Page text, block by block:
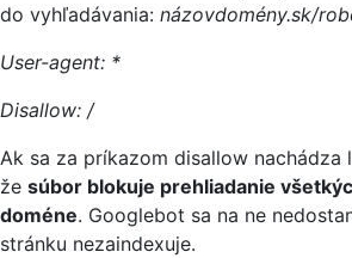
do vyhľadávania: názovdomény.sk/
User-agent: *
Disallow: /
Ak sa za príkazom disallow nachádza
že súbor blokuje prehliadanie
doméne. Googlebot sa na ne
stránku nezaindexuje.